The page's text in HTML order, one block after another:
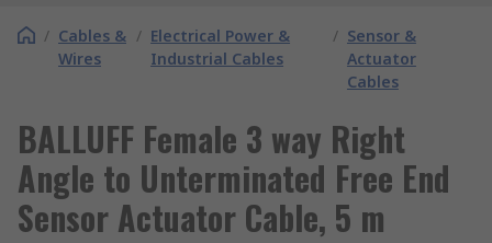
/ Cables &
Wires
/ Electrical Power &
Industrial Cables
/ Sensor &
Actuator
Cables
BALLUFF Female 3 way Right
Angle to Unterminated Free End
Sensor Actuator Cable, 5 m